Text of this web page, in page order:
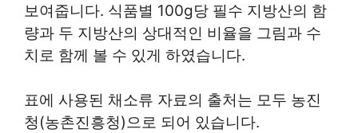
보여줍니다. 식품별 100g당 필수 지방산의 함
량과 두 지방산의 상대적인 비율을 그림과 수
치로 함께 볼 수 있게 하였습니다.
표에 사용된 채소류 자료의 출처는 모두 농진
청(농촌진흥청)으로 되어 있습니다.